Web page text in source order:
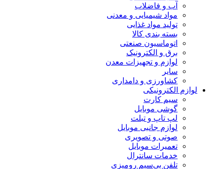
آب و فاضلاب
مواد شیمیایی و معدنی
تولید مواد غذایی
بسته بندی کالا
اتوماسیون صنعتی
برق و الکترونیک
لوازم و تجهیزات معدن
سایر
کشاورزی و دامداری
لوازم الکترونیکی
سیم کارت
گوشی موبایل
لپ تاپ و تبلت
لوازم جانبی موبایل
صوتی و تصویری
تعمیرات موبایل
خدمات سانترال
تلفن بی‌سیم رومیزی